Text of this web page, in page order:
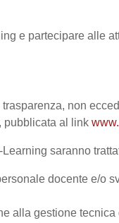
e partecipare alle
non
, pubblicata al link
saranno
docente e/o
alla gestione